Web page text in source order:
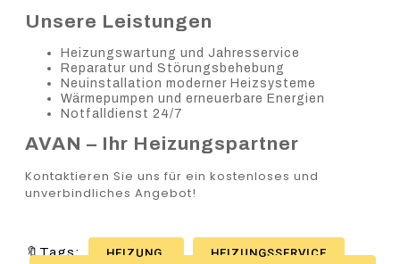
Unsere Leistungen
Heizungswartung und Jahresservice
Reparatur und Störungsbehebung
Neuinstallation moderner Heizsysteme
Wärmepumpen und erneuerbare Energien
Notfalldienst 24/7
AVAN – Ihr Heizungspartner
Kontaktieren Sie uns für ein kostenloses und
unverbindliches Angebot!
🔖Tags: HEIZUNG
HEIZUNGSSERVICE